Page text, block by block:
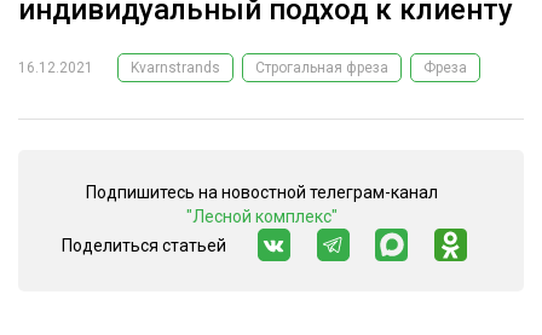
ЛЕСОПИЛЕНИЕ
ДЕРЕВЯННОЕ ДОМОСТРОЕНИЕ
ПОДБОРКИ СТАТЕЙ
индивидуальный подход к клиенту
16.12.2021 Kvarnstrands Строгальная фреза Фреза
Подпишитесь на новостной телеграм-канал
"Лесной комплекс"
Поделиться статьей